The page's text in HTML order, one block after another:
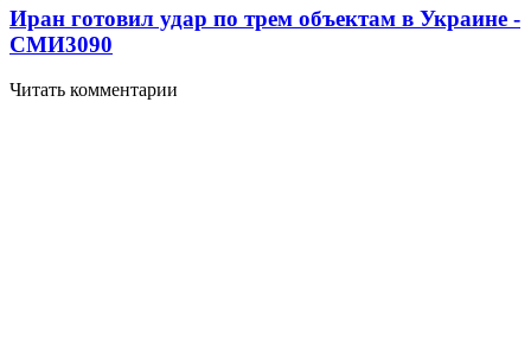
Иран готовил удар по трем объектам в Украине -
СМИ3090
Читать комментарии